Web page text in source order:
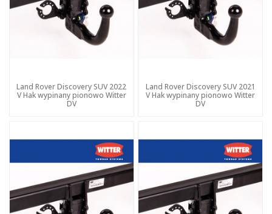
Land Rover Discovery SUV 2022
V Hak wypinany pionowo Witter
DV
Land Rover Discovery SUV 2021
V Hak wypinany pionowo Witter
DV